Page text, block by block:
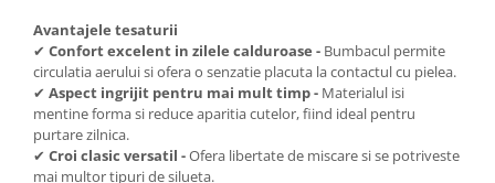
Avantajele tesaturii
✔ Confort excelent in zilele calduroase - Bumbacul permite
circulatia aerului si ofera o senzatie placuta la contactul cu pielea.
✔ Aspect ingrijit pentru mai mult timp - Materialul isi
mentine forma si reduce aparitia cutelor, fiind ideal pentru
purtare zilnica.
✔ Croi clasic versatil -Ofera libertate de miscare si se potriveste
mai multor tipuri de silueta.